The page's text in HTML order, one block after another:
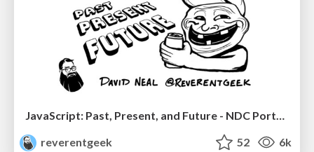
reverentgeek
52 6k